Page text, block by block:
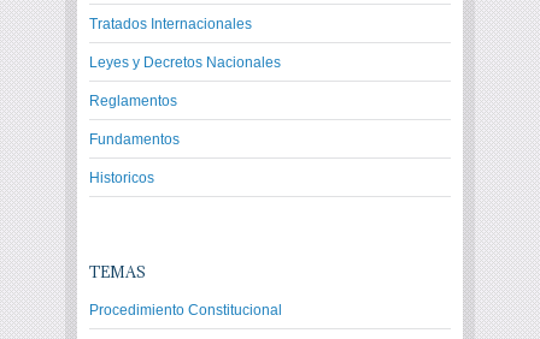
Tratados Internacionales
Leyes y Decretos Nacionales
Reglamentos
Fundamentos
Historicos
TEMAS
Procedimiento Constitucional